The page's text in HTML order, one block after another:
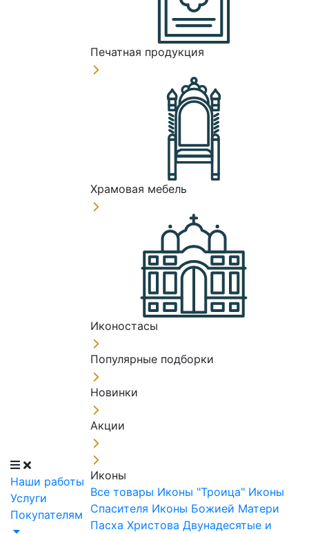
Наши работы
Услуги
Покупателям
Печатная продукция
Храмовая мебель
Иконостасы
Популярные подборки
Новинки
Акции
Иконы
Все товары Иконы "Троица" Иконы
Спасителя Иконы Божией Матери
Пасха Христова Двунадесятые и